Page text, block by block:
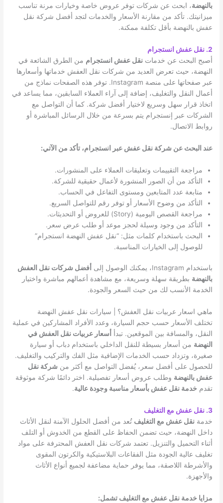
بالنهضة، ابحث عن شركات توفر عروض خاصة وخيارات مرنة تناسب
ميزانيتك. تأكد من مقارنة الأسعار والخدمات لتجد أفضل شركة نقل
عفش بالنهضة بأقل تكلفة ممكنة.
2. نقل عفش انستجرام
أصبح البحث عن خدماتنقل عفش انستجرام من الطرق الشائعة في
النهضة، حيث تعرض العديد من شركات نقل العفش خدماتها وأسعارها
عبر صفحاتها على منصة Instagram. توفر هذه الصفحات نماذج من
أعمال النقل والتغليف، إضافة إلى آراء العملاء السابقين، مما يساعد في
اتخاذ قرار سهل وسريع لاختيار أفضل شركة. كما أن التواصل مع
الشركات عبر إنستجرام يتم بسرعة من خلال الرسائل المباشرة أو
روابط الاتصال.
عند البحث عن شركة نقل عفش عبر انستجرام، تأكد من الآتي:
مراجعة التقييمات وتعليقات العملاء على المنشورات.
التأكد من أن الصور المنشورة لأعمال حقيقية للشركة.
متابعة عدد المتابعين ومستوى التفاعل في الحساب.
التأكد من وضوح الأسعار أو توفر رقم للتواصل السريع.
مراجعة القصص اليومية (Story) للعروض أو التحديثات.
التأكد من وجود وسيلة لحجز موعد أو طلب عرض سعر.
البحث باستخدام كلمات مثل: “نقل عفش النهضة انستجرام”
للوصول إلى الخيارات المناسبة.
باستخدام Instagram، يمكنك الوصول إلى
أفضل شركات نقل العفش
بالنهضة بطريقة سهلة وسريعة، مع مشاهدة أعمالهم مباشرة واختيار
الخدمة الأنسب لك من حيث السعر والجودة.
ماهي اسعار عربيات نقل العفش؟ | سيارات نقل عفش النهضة
تختلف الأسعار حسب حجم السيارة، وعدد الأفراد المشاركين في عملية
النقل، والمسافة بين الموقعين. تبدأ
أسعار عربيات نقل العفش في
النهضة من أسعار بسيطة للنقل الداخلي باستخدام دباب أو سيارة
صغيرة، وتزداد حسب الخدمات الإضافية مثل الفك والتركيب والتغليف.
للحصول على أفضل سعر، يُفضل التواصل مع أكثر من شركة نقل
عفش بالنهضة وطلب عروض أسعار تفصيلية. اختر دائمًا شركة موثوقة
تقدم خدمة نقل عفش بأسعار مناسبة وجودة عالية.
3. نقل عفش مع التغليف
خدمةنقل عفش مع التغليف تُعد من أفضل الحلول الآمنة لنقل الأثاث
داخل النهضة، حيث تضمن الحفاظ على القطع من الخدوش أو التلف
أثناء التحميل والتنزيل. تعتمد شركات نقل العفش المحترفة على مواد
تغليف عالية الجودة مثل الفقاعات البلاستيكية والكرتون المقوى
والأشرطة اللاصقة، مما يوفر حماية مضاعفة لجميع أنواع الأثاث
والأجهزة.
مزايا خدمة نقل عفش مع التغليف تشمل: